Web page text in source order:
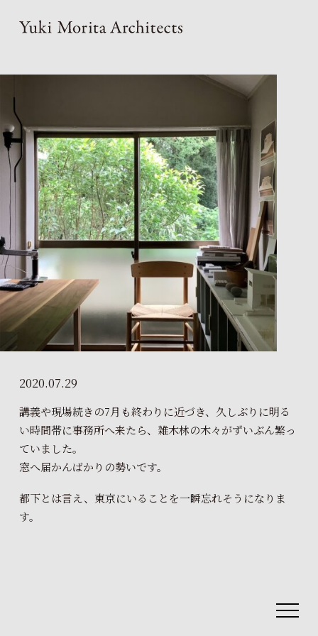
toggle
2020.07.29
講義や現場続きの7月も終わりに近づき、久しぶりに明る
い時間帯に事務所へ来たら、雑木林の木々がずいぶん繁っ
ていました。
窓へ届かんばかりの勢いです。
都下とは言え、東京にいることを一瞬忘れそうになりま
す。